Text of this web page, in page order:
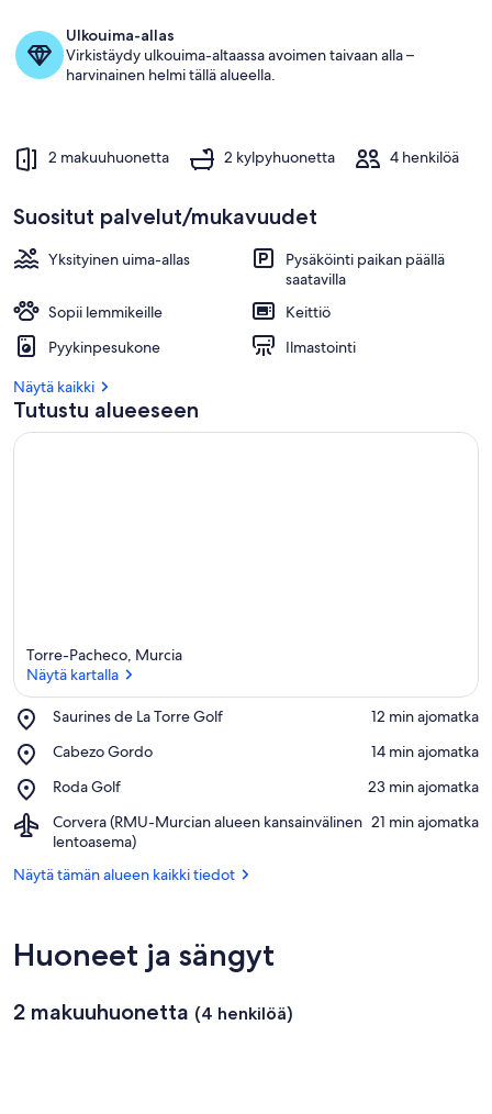
Uima-allas
Ulkouima-allas
Virkistäydy ulkouima-altaassa avoimen taivaan alla –
harvinainen helmi tällä alueella.
2 makuuhuonetta 2 kylpyhuonetta 4 henkilöä
Suositut palvelut/mukavuudet
Yksityinen uima-allas
Pysäköinti paikan päällä
saatavilla
Sopii lemmikeille
Keittiö
Pyykinpesukone
Ilmastointi
Näytä kaikki
Tutustu alueeseen
Torre-Pacheco, Murcia
Näytä kartalla
Saurines de La Torre Golf
Place,
de
Torre
Golf
‪12 min ajomatka‬
Cabezo Gordo
Place,
Gordo
‪14 min ajomatka‬
Roda Golf
Place,
Golf
‪23 min ajomatka‬
Corvera (RMU-Murcian alueen kansainvälinen
lentoasema)
Airport,
Corvera
Murcian
‪21 min ajomatka‬
Näytä tämän alueen kaikki tiedot
Huoneet ja sängyt
2 makuuhuonetta (4 henkilöä)